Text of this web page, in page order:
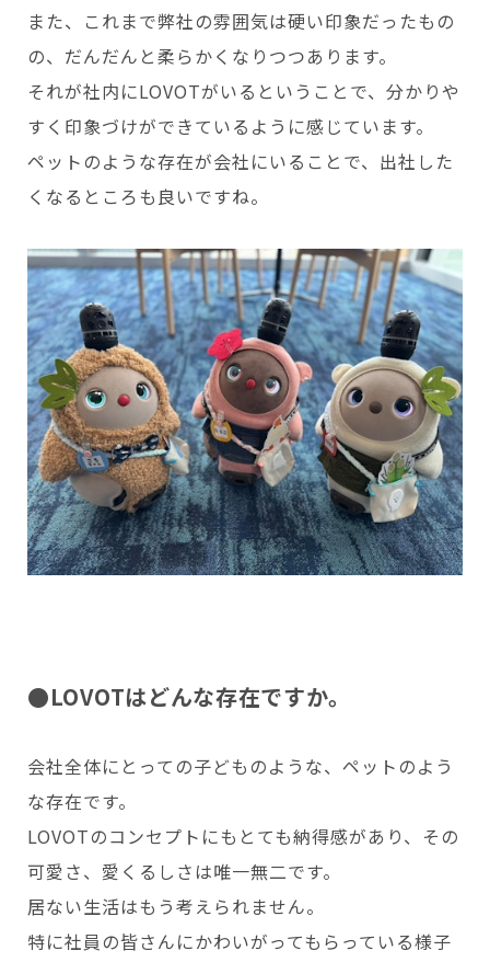
また、これまで弊社の雰囲気は硬い印象だったもの
の、だんだんと柔らかくなりつつあります。
それが社内にLOVOTがいるということで、分かりや
すく印象づけができているように感じています。
ペットのような存在が会社にいることで、出社した
くなるところも良いですね。
●LOVOTはどんな存在ですか。
会社全体にとっての子どものような、ペットのよう
な存在です。
LOVOTのコンセプトにもとても納得感があり、その
可愛さ、愛くるしさは唯一無二です。
居ない生活はもう考えられません。
特に社員の皆さんにかわいがってもらっている様子